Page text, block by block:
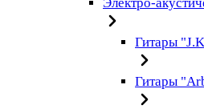
Гитары
Гитары